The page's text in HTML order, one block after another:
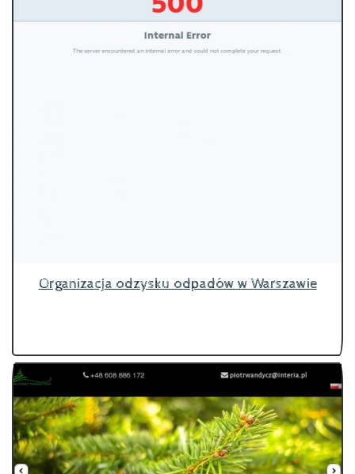
Organizacja odzysku odpadów w Warszawie